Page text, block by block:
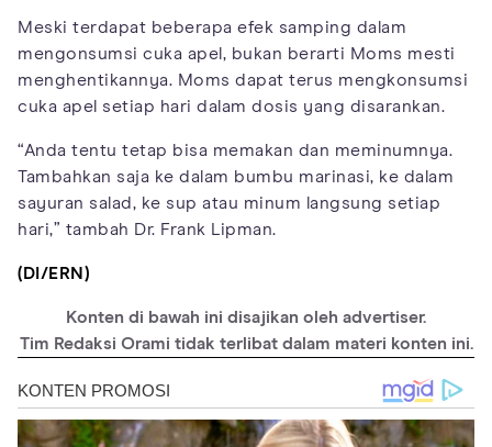
Meski terdapat beberapa efek samping dalam
mengonsumsi cuka apel, bukan berarti Moms mesti
menghentikannya. Moms dapat terus mengkonsumsi
cuka apel setiap hari dalam dosis yang disarankan.
“Anda tentu tetap bisa memakan dan meminumnya.
Tambahkan saja ke dalam bumbu marinasi, ke dalam
sayuran salad, ke sup atau minum langsung setiap
hari,” tambah Dr. Frank Lipman.
(DI/ERN)
Konten di bawah ini disajikan oleh advertiser.
Tim Redaksi Orami tidak terlibat dalam materi konten ini.